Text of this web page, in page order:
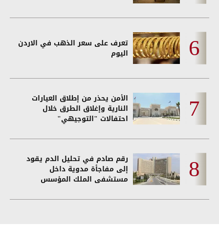
تعرف على سعر الذهب في الاردن
اليوم
الأمن يحذر من إطلاق العيارات
النارية وإغلاق الطرق خلال
احتفالات "التوجيهي"
رقم صادم في تحليل الدم يقود
إلى مفاجأة مدوية داخل
مستشفى الملك المؤسس